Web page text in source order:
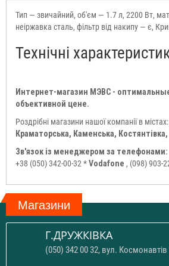
Тип — звичайний, об'єм — 1.7 л, 2200 Вт,
неіржавка сталь, фільтр від накипу — є,
Технічні
Интернет-магазин МЭВС -
объективной цене.
Роздрібні магазини нашої компанії в містах:
Краматорська, Каменська,
Зв'язок із менеджером за телефонами:
+38 (050) 342-00-32 *Vodafone , (098) 903-
Магазини
Г.ДРУЖКІВКА
(050) 342 00 32, вул. Космонавтів